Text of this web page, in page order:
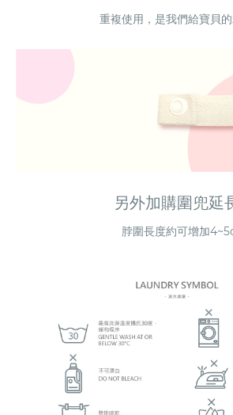
重複使用，是我們給寶貝
另外加購圍兜延
脖圍長度約可增加